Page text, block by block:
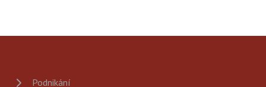
Podnikání